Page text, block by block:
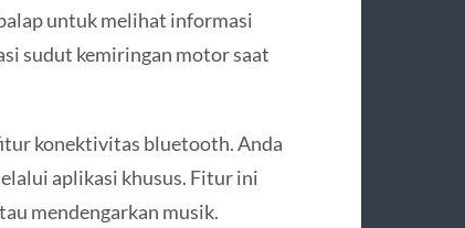
untuk melihat informasi
sudut kemiringan motor saat
konektivitas bluetooth. Anda
aplikasi khusus. Fitur ini
mendengarkan musik.